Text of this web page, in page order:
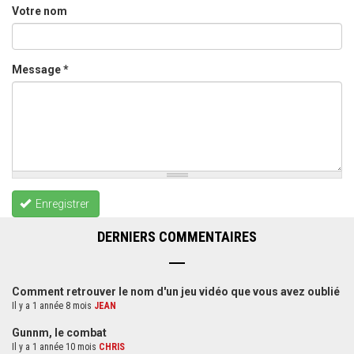
Votre nom
Message*
Enregistrer
DERNIERS COMMENTAIRES
Comment retrouver le nom d'un jeu vidéo que vous avez oublié
Il y a 1 année 8 mois JEAN
Gunnm, le combat
Il y a 1 année 10 mois CHRIS